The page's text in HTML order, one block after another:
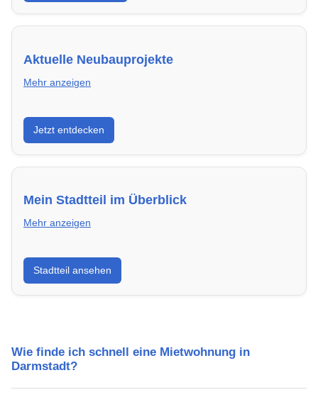
Aktuelle Neubauprojekte
Mehr anzeigen
Entdecke Neubauprojekte in Darmstadt – modern,
energieeffizient und sofort bezugsfertig.
Jetzt entdecken
Mein Stadtteil im Überblick
Mehr anzeigen
Erfahre mehr über deinen Stadtteil in Darmstadt:
Lebensqualität, Verkehrsanbindung, Schulen,
Freizeitmöglichkeiten und Mietpreise.
Stadtteil ansehen
Wie finde ich schnell eine Mietwohnung in
Darmstadt?